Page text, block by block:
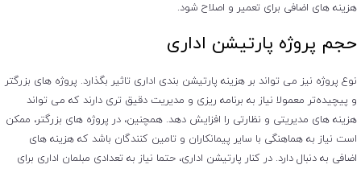
هزینه‌ های اضافی برای تعمیر و اصلاح شود.
حجم پروژه پارتیشن اداری
نوع پروژه نیز می ‌تواند بر هزینه‌ پارتیشن بندی اداری تاثیر بگذارد. پروژه‌ های بزرگتر
و پیچیده‌تر معمولا نیاز به برنامه ‌ریزی و مدیریت دقیق‌ تری دارند که می ‌تواند
هزینه‌ های مدیریتی و نظارتی را افزایش دهد. همچنین، در پروژه‌ های بزرگتر، ممکن
است نیاز به هماهنگی با سایر پیمانکاران و تامین کنندگان باشد که هزینه ‌های
اضافی به دنبال دارد. در کنار پارتیشن اداری، حتما نیاز به تعدادی مبلمان اداری برای